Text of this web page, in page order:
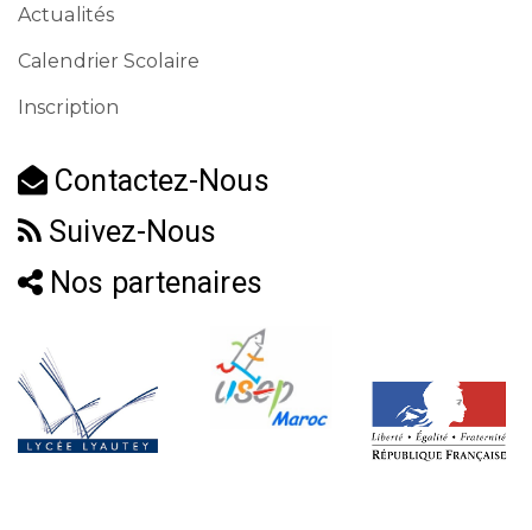
Actualités
Calendrier Scolaire
Inscription
Contactez-Nous
Suivez-Nous
Nos partenaires